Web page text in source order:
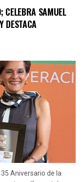
CELEBRA SAMUEL
DESTACA
Aniversario de la